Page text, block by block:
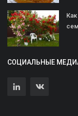
СОЦИАЛЬНЫЕ